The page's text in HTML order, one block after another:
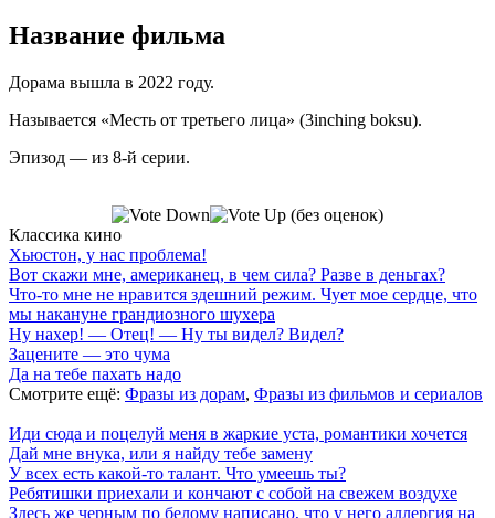
Название фильма
Дорама вышла в 2022 году.
Называется «Месть от третьего лица» (3inching boksu).
Эпизод — из 8-й серии.
(без оценок)
Классика кино
Хьюстон, у нас проблема!
Вот скажи мне, американец, в чем сила? Разве в деньгах?
Что-то мне не нравится здешний режим. Чует мое сердце, что
мы накануне грандиозного шухера
Ну нахер! — Отец! — Ну ты видел? Видел?
Зацените — это чума
Да на тебе пахать надо
Смотрите ещё: Фразы из дорам, Фразы из фильмов и сериалов
Иди сюда и поцелуй меня в жаркие уста, романтики хочется
Дай мне внука, или я найду тебе замену
У всех есть какой-то талант. Что умеешь ты?
Ребятишки приехали и кончают с собой на свежем воздухе
Здесь же черным по белому написано, что у него аллергия на